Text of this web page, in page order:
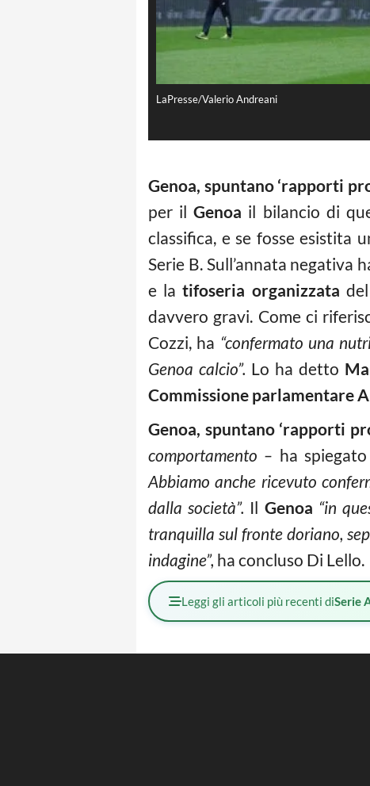
LaPresse/Valerio Andreani
Genoa, spuntano ‘rapporti
per ilGenoa il bilancio di
classifica, e se fosse esistita
Serie B. Sull’annata negativa
e latifoseria organizzata
davvero gravi. Come ci
Cozzi, ha “confermato una
Genoa calcio”. Lo ha detto
Commissione parlamentare
Genoa, spuntano ‘rapporti
comportamento – ha spiegato
Abbiamo anche ricevuto
dalla società”. Il Genoa “in
tranquilla sul fronte doriano,
indagine”, ha concluso Di Lello.
Leggi gli articoli più recenti diSerie